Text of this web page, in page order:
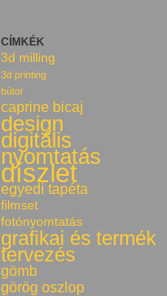
CÍMKÉK
3d milling
3d printing
bútor
caprine bicaj
design
digitális
nyomtatás
díszlet
egyedi tapéta
filmset
fotónyomtatás
grafikai és termék
tervezés
gömb
görög oszlop